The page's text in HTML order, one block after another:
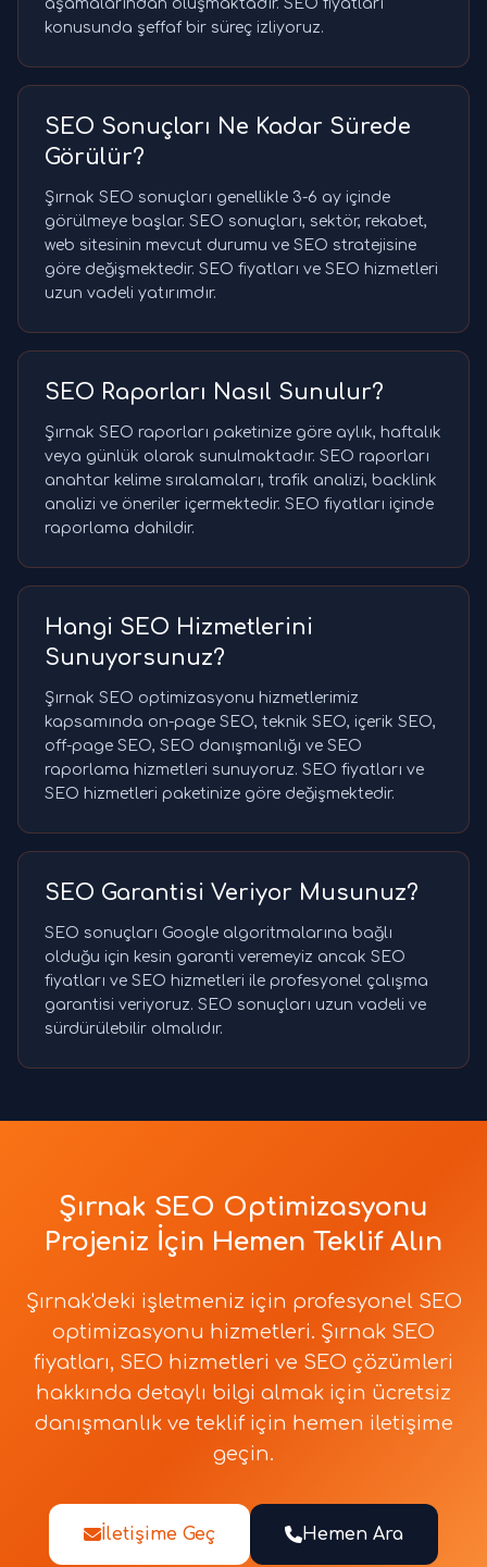
aşamalarından oluşmaktadır. SEO fiyatları
konusunda şeffaf bir süreç izliyoruz.
SEO Sonuçları Ne Kadar Sürede
Görülür?
Şırnak SEO sonuçları genellikle 3-6 ay içinde
görülmeye başlar. SEO sonuçları, sektör, rekabet,
web sitesinin mevcut durumu ve SEO stratejisine
göre değişmektedir. SEO fiyatları ve SEO hizmetleri
uzun vadeli yatırımdır.
SEO Raporları Nasıl Sunulur?
Şırnak SEO raporları paketinize göre aylık, haftalık
veya günlük olarak sunulmaktadır. SEO raporları
anahtar kelime sıralamaları, trafik analizi, backlink
analizi ve öneriler içermektedir. SEO fiyatları içinde
raporlama dahildir.
Hangi SEO Hizmetlerini
Sunuyorsunuz?
Şırnak SEO optimizasyonu hizmetlerimiz
kapsamında on-page SEO, teknik SEO, içerik SEO,
off-page SEO, SEO danışmanlığı ve SEO
raporlama hizmetleri sunuyoruz. SEO fiyatları ve
SEO hizmetleri paketinize göre değişmektedir.
SEO Garantisi Veriyor Musunuz?
SEO sonuçları Google algoritmalarına bağlı
olduğu için kesin garanti veremeyiz ancak SEO
fiyatları ve SEO hizmetleri ile profesyonel çalışma
garantisi veriyoruz. SEO sonuçları uzun vadeli ve
sürdürülebilir olmalıdır.
Şırnak SEO Optimizasyonu
Projeniz İçin Hemen Teklif Alın
Şırnak'deki işletmeniz için profesyonel SEO
optimizasyonu hizmetleri. Şırnak SEO
fiyatları, SEO hizmetleri ve SEO çözümleri
hakkında detaylı bilgi almak için ücretsiz
danışmanlık ve teklif için hemen iletişime
geçin.
İletişime Geç Hemen Ara